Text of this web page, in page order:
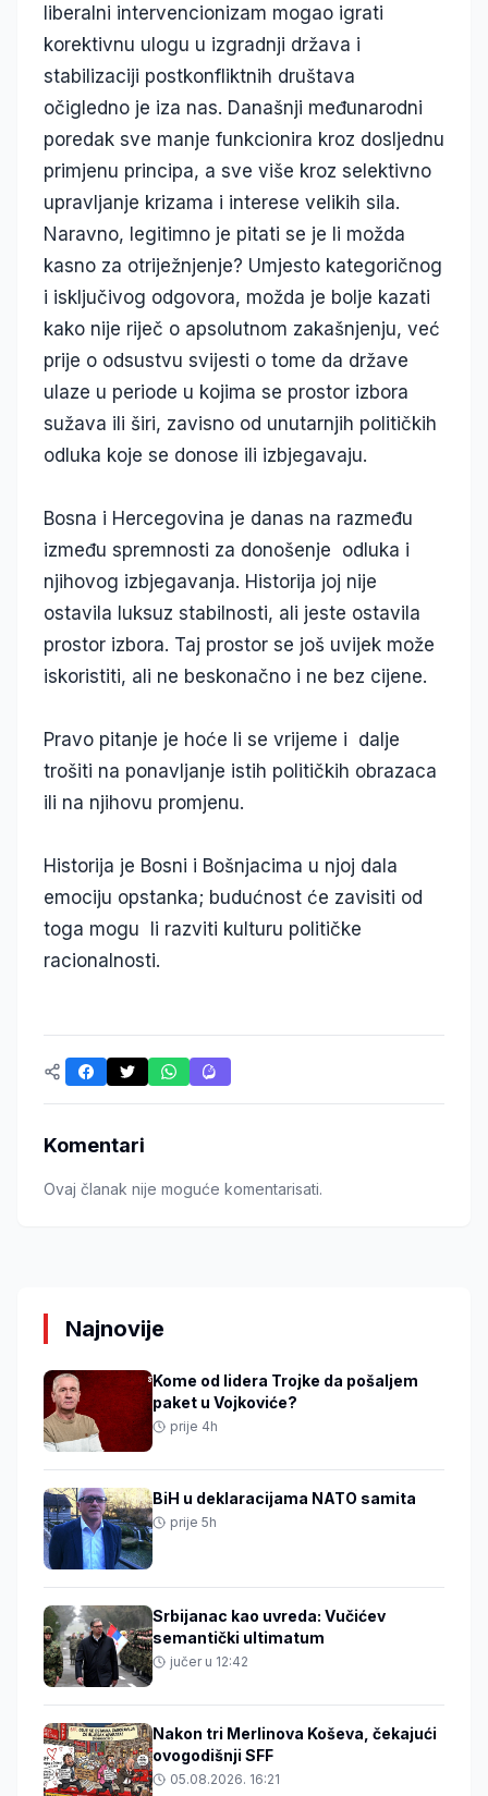
liberalni intervencionizam mogao igrati
korektivnu ulogu u izgradnji država i
stabilizaciji postkonfliktnih društava
očigledno je iza nas. Današnji međunarodni
poredak sve manje funkcionira kroz dosljednu
primjenu principa, a sve više kroz selektivno
upravljanje krizama i interese velikih sila.
Naravno, legitimno je pitati se je li možda
kasno za otriježnjenje? Umjesto kategoričnog
i isključivog odgovora, možda je bolje kazati
kako nije riječ o apsolutnom zakašnjenju, već
prije o odsustvu svijesti o tome da države
ulaze u periode u kojima se prostor izbora
sužava ili širi, zavisno od unutarnjih političkih
odluka koje se donose ili izbjegavaju.
Bosna i Hercegovina je danas na razmeđu
između spremnosti za donošenje odluka i
njihovog izbjegavanja. Historija joj nije
ostavila luksuz stabilnosti, ali jeste ostavila
prostor izbora. Taj prostor se još uvijek može
iskoristiti, ali ne beskonačno i ne bez cijene.
Pravo pitanje je hoće li se vrijeme i dalje
trošiti na ponavljanje istih političkih obrazaca
ili na njihovu promjenu.
Historija je Bosni i Bošnjacima u njoj dala
emociju opstanka; budućnost će zavisiti od
toga mogu li razviti kulturu političke
racionalnosti.
Komentari
Ovaj članak nije moguće komentarisati.
Najnovije
Kome od lidera Trojke da pošaljem
paket u Vojkoviće?
prije 4h
BiH u deklaracijama NATO samita
prije 5h
Srbijanac kao uvreda: Vučićev
semantički ultimatum
jučer u 12:42
Nakon tri Merlinova Koševa, čekajući
ovogodišnji SFF
05.08.2026. 16:21